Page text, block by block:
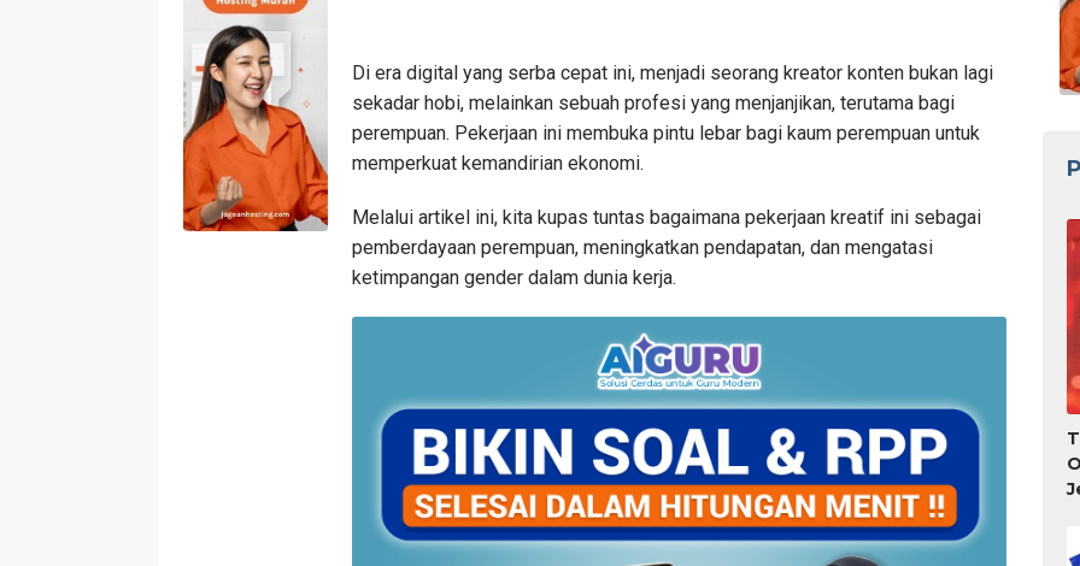
Di era digital yang serba cepat ini, menjadi seorang kreator konten bukan lagi
sekadar hobi, melainkan sebuah profesi yang menjanjikan, terutama bagi
perempuan. Pekerjaan ini membuka pintu lebar bagi kaum perempuan untuk
memperkuat kemandirian ekonomi.
Melalui artikel ini, kita kupas tuntas bagaimana pekerjaan kreatif ini sebagai
pemberdayaan perempuan, meningkatkan pendapatan, dan mengatasi
ketimpangan gender dalam dunia kerja.